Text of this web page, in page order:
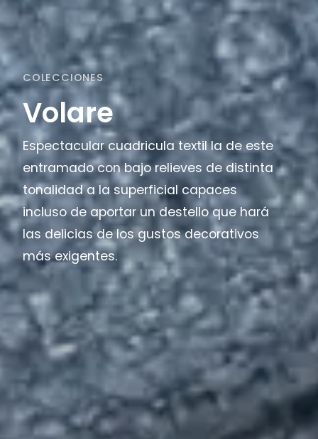
COLECCIONES
Volare
Espectacular cuadricula textil la de este
entramado con bajo relieves de distinta
tonalidad a la superficial capaces
incluso de aportar un destello que hará
las delicias de los gustos decorativos
más exigentes.